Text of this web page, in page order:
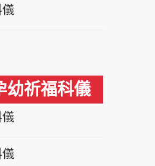
幼祈福科儀